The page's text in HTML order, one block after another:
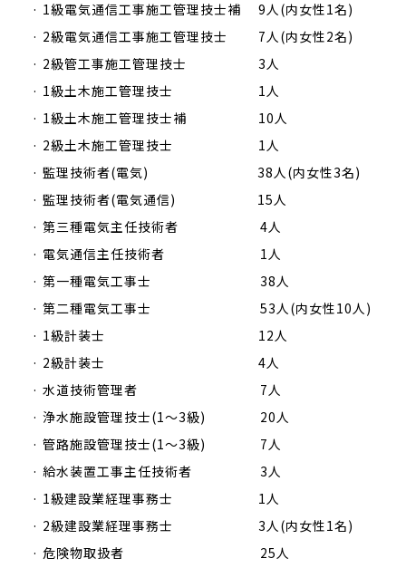
· 1級電気通信工事施工管理技士補 9人(内女性1名)
· 2級電気通信工事施工管理技士 7人(内女性2名)
· 2級管工事施工管理技士 3人
· 1級土木施工管理技士 1人
· 1級土木施工管理技士補 10人
· 2級土木施工管理技士 1人
· 監理技術者(電気) 38人(内女性3名)
· 監理技術者(電気通信) 15人
· 第三種電気主任技術者 4人
· 電気通信主任技術者 1人
· 第一種電気工事士 38人
· 第二種電気工事士 53人(内女性10人)
· 1級計装士 12人
· 2級計装士 4人
· 水道技術管理者 7人
· 浄水施設管理技士(1～3級) 20人
· 管路施設管理技士(1～3級) 7人
· 給水装置工事主任技術者 3人
· 1級建設業経理事務士 1人
· 2級建設業経理事務士 3人(内女性1名)
· 危険物取扱者 25人